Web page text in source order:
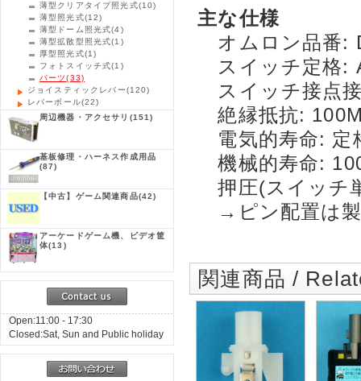
薄型クリアタイプ照光式(10)
薄型照光式(12)
薄型ドーム照光式(4)
薄型拡散型照光式(1)
厚型照光式(1)
フォトスイッチ式(1)
パーツ(33)
ジョイスティックレバー(120)
レバーボール(22)
周辺機器・アクセサリ (151)
基板修理・ハーネス作成用品
(87)
【中古】ゲーム関連商品(42)
アーケードゲーム機、ビデオ筐
体(13)
Open:11:00 - 17:30
Closed:Sat, Sun and Public holiday
主な仕様
オムロン品番:
スイッチ定格:
スイッチ接点
絶縁抵抗:
電気的寿命: 定
機械的寿命:
押圧(スイッチ
→ピン配置は製
関連商品 /